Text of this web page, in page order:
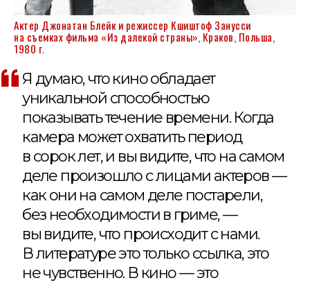
Актер Джонатан Блейк и режиссер Кшиштоф Занусси
на съемках фильма «Из далекой страны», Краков, Польша,
1980 г.
Я думаю, что кино обладает
уникальной способностью
показывать течение времени. Когда
камера может охватить период
в сорок лет, и вы видите, что на самом
деле произошло с лицами актеров —
как они на самом деле постарели,
без необходимости в гриме, —
вы видите, что происходит с нами.
В литературе это только ссылка, это
не чувственно. В кино — это